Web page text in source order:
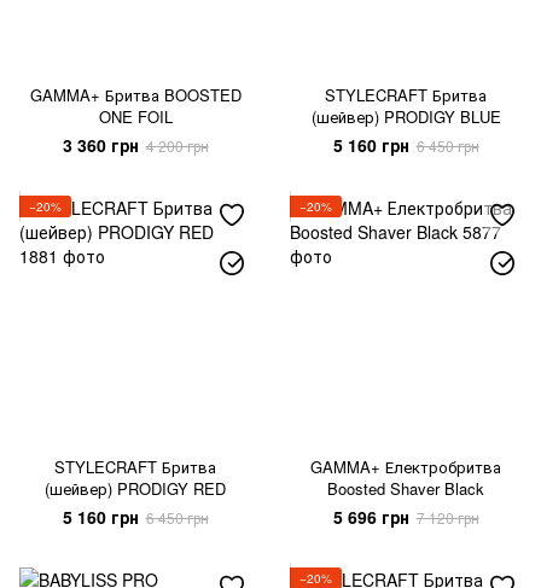
GAMMA+ Бритва BOOSTED
ONE FOIL
3 360 грн 4 200 грн
STYLECRAFT Бритва
(шейвер) PRODIGY BLUE
5 160 грн 6 450 грн
−20%
STYLECRAFT Бритва
(шейвер) PRODIGY RED
5 160 грн 6 450 грн
−20%
GAMMA+ Електробритва
Boosted Shaver Black
5 696 грн 7 120 грн
−20%